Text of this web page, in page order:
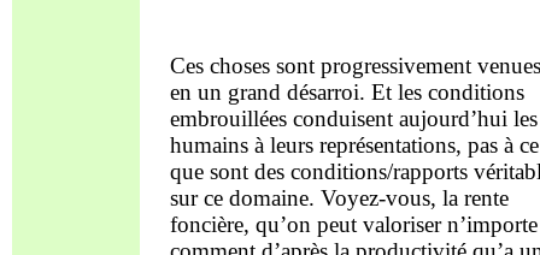
Ces choses sont progressivement venues en un grand désarroi. Et les conditions embrouillées conduisent aujourd’hui les humains à leurs représentations, pas à ce que sont des conditions/rapports véritables sur ce domaine. Voyez-vous, la rente foncière, qu’on peut valoriser n’importe comment d’après la productivité qu’a un morceau de sol/de terre sur un quelque territoire, celle-ci donne, disons, une certaine somme pour un territoire délimité selon l’état. Le sol est de tant ou de tant de valeur vis-à-vis de l’économie d’ensemble d’après sa productivité, cela signifie selon la manière ou d’après le degré de l’utilisation rationnelle. Pour les humains, c’est aujourd’hui très difficile de penser cette simple valeur du sol en concepts clairs, parce que dans la vie économique capitaliste actuelle l’intérêt du capital ou absolument le capital s’est confondu avec la rente foncière, car à la place du véritable concept de valeur d’économique politique/de peuple de la rente foncière s’est introduit une image mensongère/une formation trompeuse par le droit hypothécaire, le système de cédule hypothécaire, le système obligataire et du genre. Tout a été introduit au fond dans des représentations impossibles, non véritables. Il n’est naturellement pas possible de recevoir une représentation correcte de la rente foncière en un tour de main. Mais pensez-vous simplement comme rente foncière la valeur d’économie politique/d’économie de peuple de fond et sol en tant que tel d’un territoire, mais en rapport à sa productivité. Maintenant existe un rapport nécessaire entre cette rente foncière et ce que j’ai auparavant présenté comme minimum d’existence de l’humain. N’est-ce pas, il y a donc aujourd’hui maints réformateurs sociaux et révolutionnaires sociaux, qui rêvent absolument de la suppression de la rente foncière, ils croient que par exemple la rente foncière est supprimée quand l’ensemble de fond et sol – comme ils disent – est étatisé ou sociétarisé. Par ce qu’on amène quelque chose dans une autre forme, l’essentiel n’est toujours pas aboli. Si maintenant toute la communauté possède fond et sol, ou si tant et tant de particuliers le possède, cela ne change rien du tout à la disponibilité de la rente foncière. Elle se masque seulement, elle revêt d’autres formes. La rente foncière ainsi définie, comme je l’ai fait avant, est justement toujours là. Quand vous prenez la rente foncière sur un territoire défini et la divisez par le nombre d’habitants du territoire concerné, ainsi vous en obtenez un quotient, et ce quotient donne le seul minimum d’existence possible. Cela est une loi, comme, ma foi, la loi de Boyle-Marriott en physique est une loi entièrement déterminée, qui ne peut être autrement. Mais c’est un fait primaire, quelque chose de fondamental, que personne en réalité dans un organisme social ne gagne plus que l’ensemble de la rente foncière divisée par le nombre d’habitants. Ce qui sera gagné en plus, apparaît par coalitions et associations, par lesquelles sont crées des conditions dans lesquelles une personnalité peut acquérir plus de valeurs qu’une autre. Mais il ne peut pas passer plus dans la possession mobile/mobilière d’un humain unique que ce que je décrivais maintenant.Et de ce minimum, qui partout existe vraiment, quand aussi les conditions réelles le recouvre, provient toute la vie économique, aussi loin que cette vie économique s’étend sur ce que l’individu à de possession mobile/mobilière. De ce fait fondamental devra être parti. Il s’agit de ce qu’on ne parte pas d’un secondaire, mais de ce fait primaire. Vous pouvez comparer ce fait primaire avec un quelque autre, disons par exemple avec le fait primaire qui est aussi un tel pour la vie économique, que sur un territoire déterminé est seulement une quantité déterminée de produits bruts. La vous pourriez naturellement aussi le décrire comme souhaitable, quand plus de ce produit brut serait disponible, et vous pourriez calculer combien on pourrait avoir de plus sur ce territoire. Mais le produit brut ne se laisse pas multiplier à souhait.